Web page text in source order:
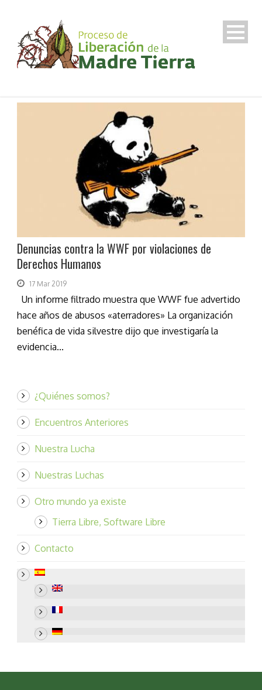
Denuncias contra la WWF por violaciones de
Derechos Humanos
17 Mar 2019
Un informe filtrado muestra que WWF fue advertido
hace años de abusos «aterradores» La organización
benéfica de vida silvestre dijo que investigaría la
evidencia...
¿Quiénes somos?
Encuentros Anteriores
Nuestra Lucha
Nuestras Luchas
Otro mundo ya existe
Tierra Libre, Software Libre
Contacto